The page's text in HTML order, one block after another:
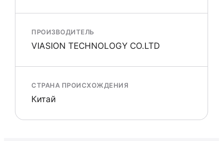
ПРОИЗВОДИТЕЛЬ
VIASION TECHNOLOGY CO.LTD
СТРАНА ПРОИСХОЖДЕНИЯ
Китай